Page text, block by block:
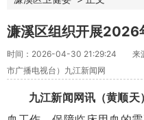
濂溪区组织开展2026
时间：2026-04-30 21:29:24
来
市广播电视台）九江新闻网
九江新闻网讯（黄顺天）